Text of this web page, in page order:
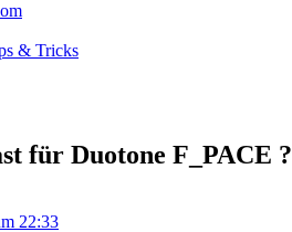
& Tricks
für Duotone F_PACE ?
22:33